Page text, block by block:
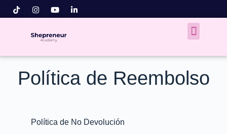
Política de Reembolso
Política de No Devolución